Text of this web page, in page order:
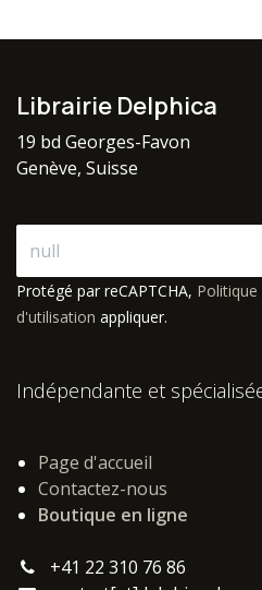
Librairie Delphica
19 bd Georges-Favon
Genève, Suisse
Protégé par reCAPTCHA, Politique
d'utilisation appliquer.
Indépendante et
Page d'accueil
Contactez-nous
Boutique en ligne
+41 22 310 76 86